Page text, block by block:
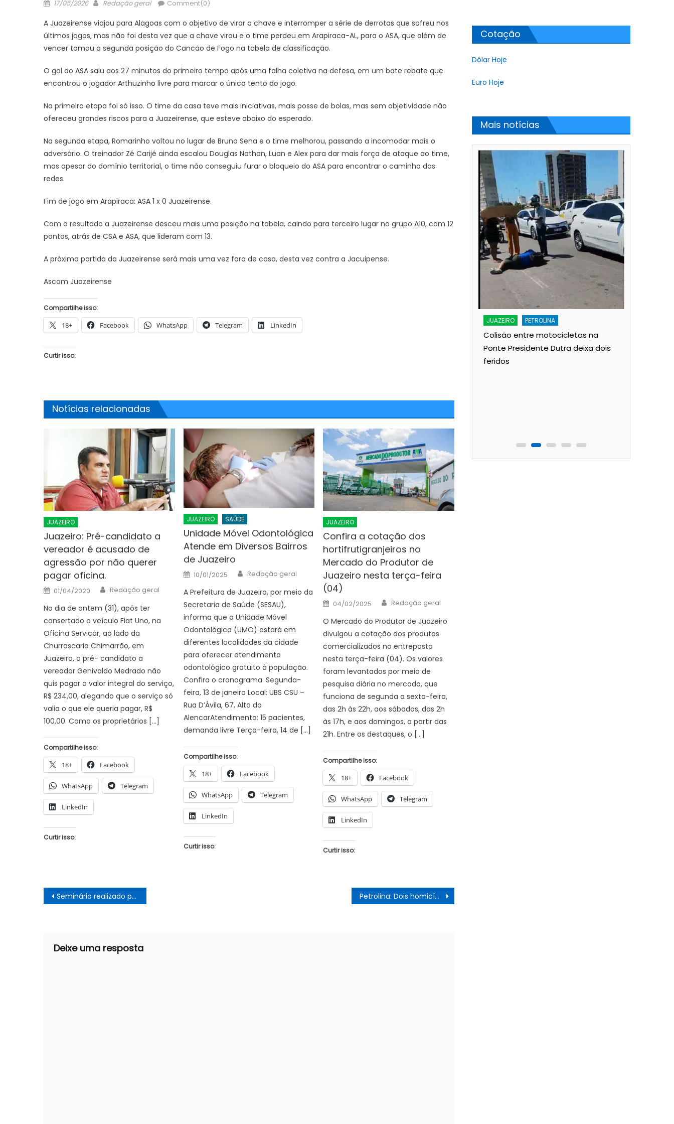
Posted
17/05/2026 Author
Redação geral Comment(0)
A Juazeirense viajou para Alagoas com o objetivo de virar a chave e interromper a série de derrotas que sofreu nos
últimos jogos, mas não foi desta vez que a chave virou e o time perdeu em Arapiraca-AL, para o ASA, que além de
vencer tomou a segunda posição do Cancão de Fogo na tabela de classificação.
O gol do ASA saiu aos 27 minutos do primeiro tempo após uma falha coletiva na defesa, em um bate rebate que
encontrou o jogador Arthuzinho livre para marcar o único tento do jogo.
Na primeira etapa foi só isso. O time da casa teve mais iniciativas, mais posse de bolas, mas sem objetividade não
ofereceu grandes riscos para a Juazeirense, que esteve abaixo do esperado.
Na segunda etapa, Romarinho voltou no lugar de Bruno Sena e o time melhorou, passando a incomodar mais o
adversário. O treinador Zé Carijé ainda escalou Douglas Nathan, Luan e Alex para dar mais força de ataque ao time,
mas apesar do domínio territorial, o time não conseguiu furar o bloqueio do ASA para encontrar o caminho das
redes.
Fim de jogo em Arapiraca: ASA 1 x 0 Juazeirense.
Com o resultado a Juazeirense desceu mais uma posição na tabela, caindo para terceiro lugar no grupo A10, com 12
pontos, atrás de CSA e ASA, que lideram com 13.
A próxima partida da Juazeirense será mais uma vez fora de casa, desta vez contra a Jacuipense.
Ascom Juazeirense
Compartilhe isso:
18+ Facebook WhatsApp Telegram LinkedIn
Curtir isso:
Notícias relacionadas
JUAZEIRO
Juazeiro: Pré-candidato a
vereador é acusado de
agressão por não querer
pagar oficina.
Posted
on
01/04/2020 Author
Redação geral
No dia de ontem (31), após ter
consertado o veículo Fiat Uno, na
Oficina Servicar, ao lado da
Churrascaria Chimarrão, em
Juazeiro, o pré- candidato a
vereador Genivaldo Medrado não
quis pagar o valor integral do serviço,
R$ 234,00, alegando que o serviço só
valia o que ele queria pagar, R$
100,00. Como os proprietários […]
Compartilhe isso:
18+ Facebook
WhatsApp Telegram
LinkedIn
Curtir isso:
JUAZEIRO SAÚDE
Unidade Móvel Odontológica
Atende em Diversos Bairros
de Juazeiro
Posted
on
10/01/2025 Author
Redação geral
A Prefeitura de Juazeiro, por meio da
Secretaria de Saúde (SESAU),
informa que a Unidade Móvel
Odontológica (UMO) estará em
diferentes localidades da cidade
para oferecer atendimento
odontológico gratuito à população.
Confira o cronograma: Segunda-
feira, 13 de janeiro Local: UBS CSU –
Rua D’Ávila, 67, Alto do
AlencarAtendimento: 15 pacientes,
demanda livre Terça-feira, 14 de […]
Compartilhe isso:
18+ Facebook
WhatsApp Telegram
LinkedIn
Curtir isso:
JUAZEIRO
Confira a cotação dos
hortifrutigranjeiros no
Mercado do Produtor de
Juazeiro nesta terça-feira
(04)
Posted
on
04/02/2025 Author
Redação geral
O Mercado do Produtor de Juazeiro
divulgou a cotação dos produtos
comercializados no entreposto
nesta terça-feira (04). Os valores
foram levantados por meio de
pesquisa diária no mercado, que
funciona de segunda a sexta-feira,
das 2h às 22h, aos sábados, das 2h
às 17h, e aos domingos, a partir das
21h. Entre os destaques, o […]
Compartilhe isso:
18+ Facebook
WhatsApp Telegram
LinkedIn
Curtir isso:
Navegação
de
Seminário realizado pela Prefeitura de Juazeiro debate o fortalecimento da agricultura familiar na alimentação escolar do município Petrolina: Dois homicídios marcam o final de semana no município
Deixe uma resposta
Cotação
Dólar Hoje
Euro Hoje
Mais notícias
Aciaj passa a integrar Comitê
Interinstitucional de Segurança
Pública para fortalecer ações em
Juazeiro
Juazeiro: Vídeo expõe comércio
esvaziado na cidade e reacende
péssimo serviço realizado nas vias
JUAZEIRO PETROLINA
Colisão entre motocicletas na
Ponte Presidente Dutra deixa dois
feridos